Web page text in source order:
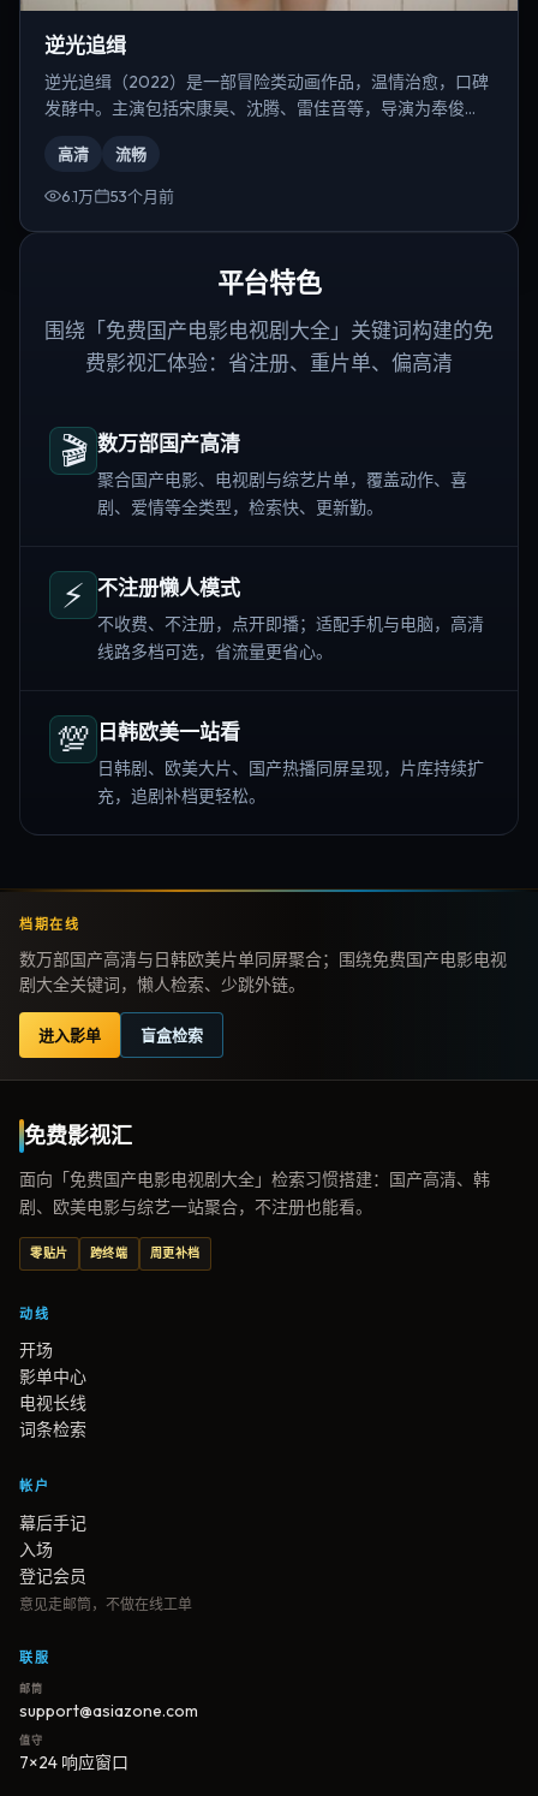
逆光追缉
逆光追缉（2022）是一部冒险类动画作品，温情治愈，口碑
发酵中。主演包括宋康昊、沈腾、雷佳音等，导演为奉俊
高清 流畅
6.1万 53个月前
平台特色
围绕「免费国产电影电视剧大全」关键词构建的免
费影视汇体验：省注册、重片单、偏高清
🎬 数万部国产高清
聚合国产电影、电视剧与综艺片单，覆盖动作、喜
剧、爱情等全类型，检索快、更新勤。
⚡ 不注册懒人模式
不收费、不注册，点开即播；适配手机与电脑，高清
线路多档可选，省流量更省心。
💯 日韩欧美一站看
日韩剧、欧美大片、国产热播同屏呈现，片库持续扩
充，追剧补档更轻松。
档期在线
数万部国产高清与日韩欧美片单同屏聚合；围绕免费国产电影电视
剧大全关键词，懒人检索、少跳外链。
进入影单 盲盒检索
免费影视汇
面向「免费国产电影电视剧大全」检索习惯搭建：国产高清、韩
剧、欧美电影与综艺一站聚合，不注册也能看。
零贴片 跨终端 周更补档
动线
开场
影单中心
电视长线
词条检索
帐户
幕后手记
入场
登记会员
意见走邮筒，不做在线工单
联服
邮筒
support@asiazone.com
值守
7×24 响应窗口